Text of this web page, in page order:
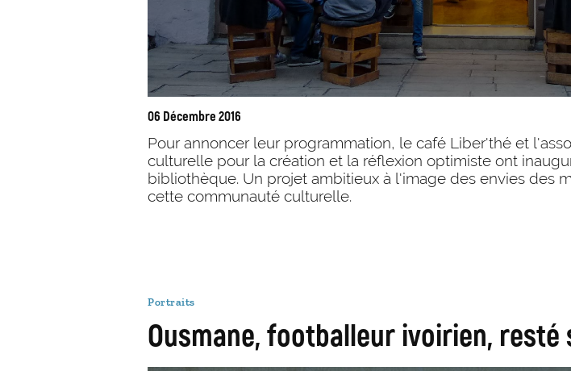
06 Décembre 2016
Pour annoncer leur programmation, le café Liber'thé et
culturelle pour la création et la réflexion optimiste ont
bibliothèque. Un projet ambitieux à l'image des envies des
cette communauté culturelle.
Portraits
Ousmane, footballeur ivoirien, resté